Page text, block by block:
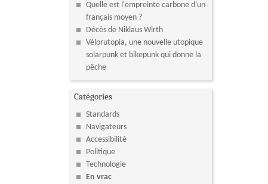
Quelle est l'empreinte carbone d'un
français moyen ?
Décès de Niklaus Wirth
Vélorutopia, une nouvelle utopique
solarpunk et bikepunk qui donne la
pêche
Catégories
Standards
Navigateurs
Accessibilité
Politique
Technologie
En vrac